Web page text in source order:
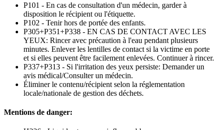
P101 - En cas de consultation d'un médecin, garder à
disposition le récipient ou l'étiquette.
P102 - Tenir hors de portée des enfants.
P305+P351+P338 - EN CAS DE CONTACT AVEC LES
YEUX: Rincer avec précaution à l'eau pendant plusieurs
minutes. Enlever les lentilles de contact si la victime en porte
et si elles peuvent être facilement enlevées. Continuer à rincer.
P337+P313 - Si l'irritation des yeux persiste: Demander un
avis médical/Consulter un médecin.
Éliminer le contenu/récipient selon la réglementation
locale/nationale de gestion des déchets.
Mentions de danger: